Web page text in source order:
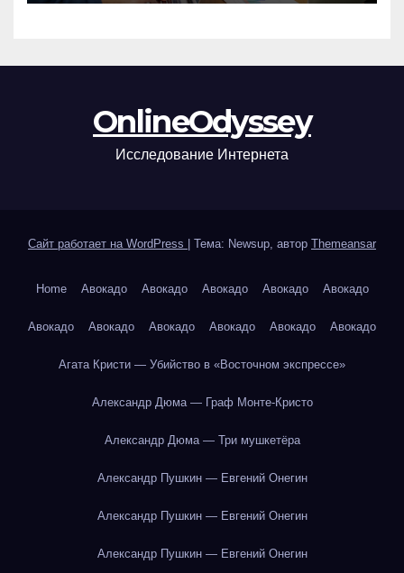
управления предприятием
OnlineOdyssey
Исследование Интернета
Сайт работает на WordPress Тема: Newsup, автор Themeansar
Home Авокадо Авокадо Авокадо Авокадо Авокадо
Авокадо Авокадо Авокадо Авокадо Авокадо Авокадо
Агата Кристи — Убийство в «Восточном экспрессе»
Александр Дюма — Граф Монте-Кристо
Александр Дюма — Три мушкетёра
Александр Пушкин — Евгений Онегин
Александр Пушкин — Евгений Онегин
Александр Пушкин — Евгений Онегин